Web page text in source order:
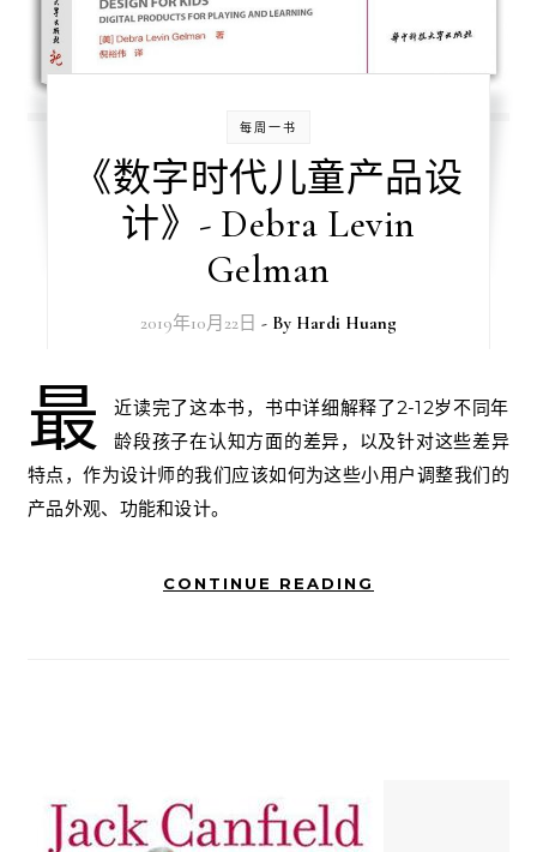
每周一书
《数字时代儿童产品设
计》- Debra Levin
Gelman
2019年10月22日 - By Hardi Huang
最
近读完了这本书，书中详细解释了2-12岁不同年
龄段孩子在认知方面的差异，以及针对这些差异
特点，作为设计师的我们应该如何为这些小用户调整我们的
产品外观、功能和设计。
CONTINUE READING